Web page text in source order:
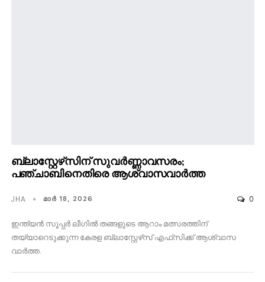
ബ്ലാസ്റ്റേഴ്‌സിന് സുവർണ്ണാവസരം;
പഞ്ചാബിനെതിരെ ആശ്വാസവാർത്ത
JHA മാര്‍ 18, 2026 0
ഇന്ത്യൻ സൂപ്പർ ലീഗിൽ തങ്ങളുടെ ആറാം മത്സരത്തിന്
തയ്യാറെടുക്കുന്ന കേരള ബ്ലാസ്റ്റേഴ്‌സ് എഫ്‌സിക്ക് ആശ്വാസ
വാർത്ത.